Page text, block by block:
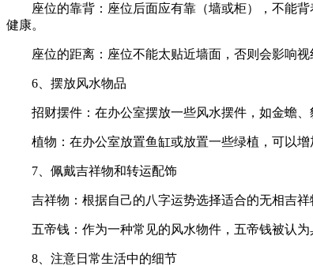
座位的靠背：座位后面应有靠（墙或柜），不能
健康。
座位的距离：座位不能太贴近墙面，否则会影响视
6、摆放风水物品
招财摆件：在办公室摆放一些风水摆件，如金蟾
植物：在办公室放置鱼缸或放置一些绿植，可以
7、佩戴吉祥物和转运配饰
吉祥物：根据自己的八字运势选择适合的无相吉
五帝钱：作为一种常见的风水物件，五帝钱被认
8、注意日常生活中的细节